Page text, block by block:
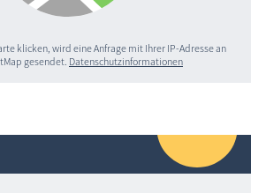
klicken, wird eine Anfrage mit Ihrer IP-Adresse an
gesendet. Datenschutzinformationen